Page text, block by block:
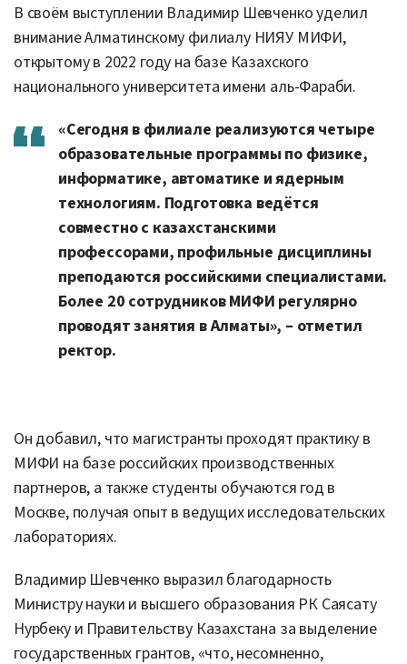
В своём выступлении Владимир Шевченко уделил
внимание Алматинскому филиалу НИЯУ МИФИ,
открытому в 2022 году на базе Казахского
национального университета имени аль-Фараби.
«Сегодня в филиале реализуются четыре
образовательные программы по физике,
информатике, автоматике и ядерным
технологиям. Подготовка ведётся
совместно с казахстанскими
профессорами, профильные дисциплины
преподаются российскими специалистами.
Более 20 сотрудников МИФИ регулярно
проводят занятия в Алматы», – отметил
ректор.
Он добавил, что магистранты проходят практику в
МИФИ на базе российских производственных
партнеров, а также студенты обучаются год в
Москве, получая опыт в ведущих исследовательских
лабораториях.
Владимир Шевченко выразил благодарность
Министру науки и высшего образования РК Саясату
Нурбеку и Правительству Казахстана за выделение
государственных грантов, «что, несомненно,